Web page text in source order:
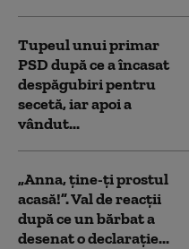
Tupeul unui primar
PSD după ce a încasat
despăgubiri pentru
secetă, iar apoi a
vândut...
„Anna, ţine-ţi prostul
acasă!”. Val de reacții
după ce un bărbat a
desenat o declarație...